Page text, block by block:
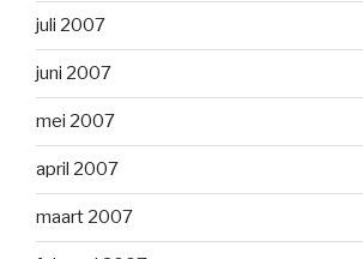
juli 2007
juni 2007
mei 2007
april 2007
maart 2007